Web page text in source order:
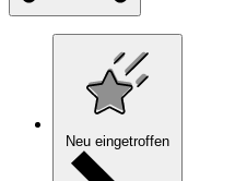
Neu eingetroffen